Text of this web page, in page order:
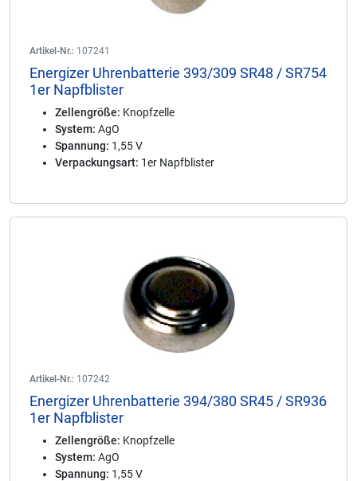
Artikel-Nr.: 107241
Energizer Uhrenbatterie 393/309 SR48 / SR754
1er Napfblister
Zellengröße: Knopfzelle
System: AgO
Spannung: 1,55 V
Verpackungsart: 1er Napfblister
Artikel-Nr.: 107242
Energizer Uhrenbatterie 394/380 SR45 / SR936
1er Napfblister
Zellengröße: Knopfzelle
System: AgO
Spannung: 1,55 V